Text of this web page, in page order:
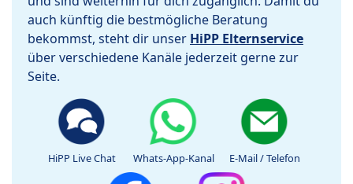
auch künftig die bestmögliche Beratung
bekommst, steht dir unser HiPP Elternservice
über verschiedene Kanäle jederzeit gerne zur
Seite.
HiPP Live Chat Whats-App-Kanal E-Mail / Telefon